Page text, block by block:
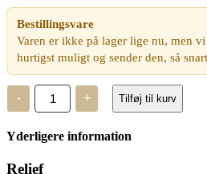
Bestillingsvare
Varen er ikke på lager lige nu, men
hurtigst muligt og sender den, så
-
Haandarbejdets
Fremme
-
Relief
antal
+ Tilføj til kurv
Yderligere information
Relief